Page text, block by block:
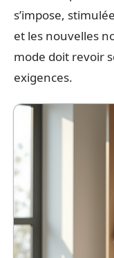
s’impose,
et les nouvelles
mode doit revoir
exigences.